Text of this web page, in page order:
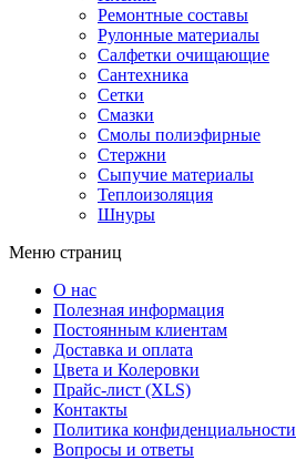
Ремонтные составы
Рулонные материалы
Салфетки очищающие
Сантехника
Сетки
Смазки
Смолы полиэфирные
Стержни
Сыпучие материалы
Теплоизоляция
Шнуры
Меню страниц
О нас
Полезная информация
Постоянным клиентам
Доставка и оплата
Цвета и Колеровки
Прайс-лист (XLS)
Контакты
Политика конфиденциальности
Вопросы и ответы